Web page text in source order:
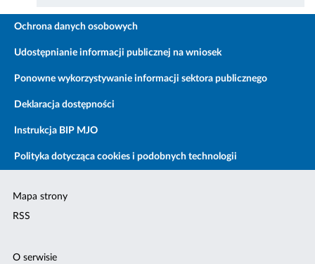
Ochrona danych osobowych
Udostępnianie informacji publicznej na wniosek
Ponowne wykorzystywanie informacji sektora publicznego
Deklaracja dostępności
Instrukcja BIP MJO
Polityka dotycząca cookies i podobnych technologii
Mapa strony
RSS
O serwisie